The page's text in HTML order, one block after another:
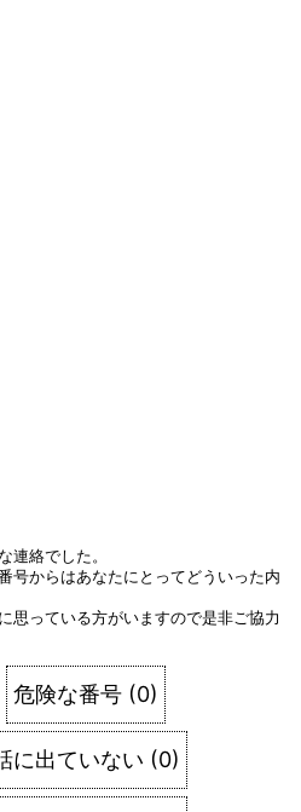
連絡でした。
号からはあなたにとってどういった内
思っている方がいますので是非ご協力
危険な番号 (0)
に出ていない (0)